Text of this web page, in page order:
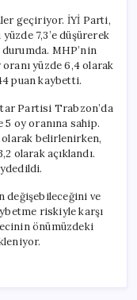
geçiriyor. İYİ Parti,
7,3’e düşürerek
durumda. MHP’nin
yüzde 6,4 olarak
puan kaybetti.
Partisi Trabzon’da
5 oy oranına sahip.
belirlenirken,
olarak açıklandı.
değişebileceğini ve
riskiyle karşı
önümüzdeki